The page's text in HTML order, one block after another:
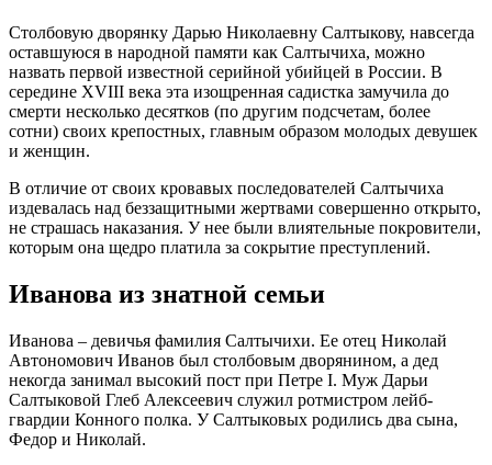
Столбовую дворянку Дарью Николаевну Салтыкову, навсегда
оставшуюся в народной памяти как Салтычиха, можно
назвать первой известной серийной убийцей в России. В
середине XVIII века эта изощренная садистка замучила до
смерти несколько десятков (по другим подсчетам, более
сотни) своих крепостных, главным образом молодых девушек
и женщин.
В отличие от своих кровавых последователей Салтычиха
издевалась над беззащитными жертвами совершенно открыто,
не страшась наказания. У нее были влиятельные покровители,
которым она щедро платила за сокрытие преступлений.
Иванова из знатной семьи
Иванова – девичья фамилия Салтычихи. Ее отец Николай
Автономович Иванов был столбовым дворянином, а дед
некогда занимал высокий пост при Петре I. Муж Дарьи
Салтыковой Глеб Алексеевич служил ротмистром лейб-
гвардии Конного полка. У Салтыковых родились два сына,
Федор и Николай.